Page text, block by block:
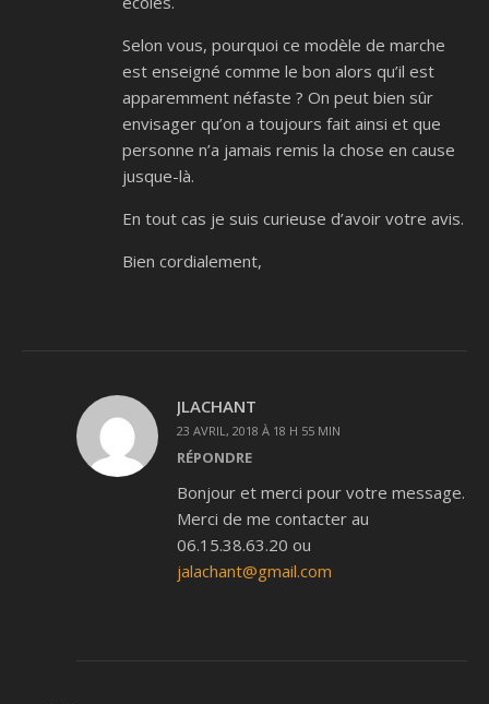
Selon vous, pourquoi ce modèle de marche
est enseigné comme le bon alors qu’il est
apparemment néfaste ? On peut bien sûr
envisager qu’on a toujours fait ainsi et que
personne n’a jamais remis la chose en cause
jusque-là.
En tout cas je suis curieuse d’avoir votre avis.
Bien cordialement,
JLACHANT
23 AVRIL, 2018 À 18 H 55 MIN
RÉPONDRE
Bonjour et merci pour votre message.
Merci de me contacter au
06.15.38.63.20 ou
jalachant@gmail.com